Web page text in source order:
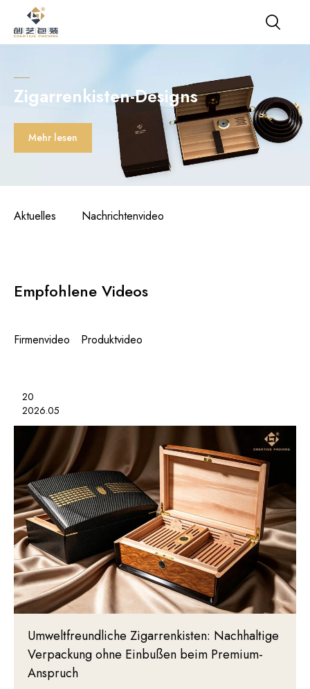
Zigarrenkisten-Designs
Mehr lesen
Aktuelles Nachrichtenvideo
Empfohlene Videos
Firmenvideo Produktvideo
20
2026.05
Umweltfreundliche Zigarrenkisten: Nachhaltige
Verpackung ohne Einbußen beim Premium-
Anspruch